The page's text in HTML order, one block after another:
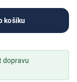
košíku
dopravu